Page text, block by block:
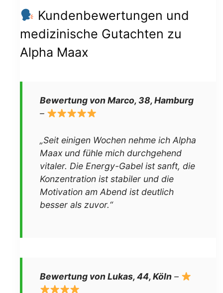
Kundenbewertungen und
medizinische Gutachten zu
Alpha Maax
Bewertung von Marco, 38, Hamburg
–
„Seit einigen Wochen nehme ich Alpha
Maax und fühle mich durchgehend
vitaler. Die Energy-Gabel ist sanft, die
Konzentration ist stabiler und die
Motivation am Abend ist deutlich
besser als zuvor.“
Bewertung von Lukas, 44, Köln –